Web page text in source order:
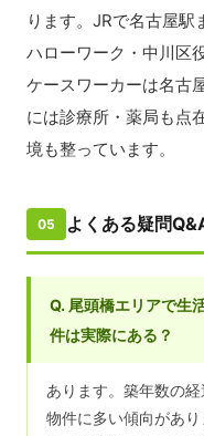
ります。JRで名古屋駅
ハローワーク・中川区
ケースワーカーは名古
には診療所・薬局も点
境も整っています。
05 よくある疑問
Q. 尾頭橋エリアで生
件は実際にある？
あります。築年数の
物件に多い傾向があ